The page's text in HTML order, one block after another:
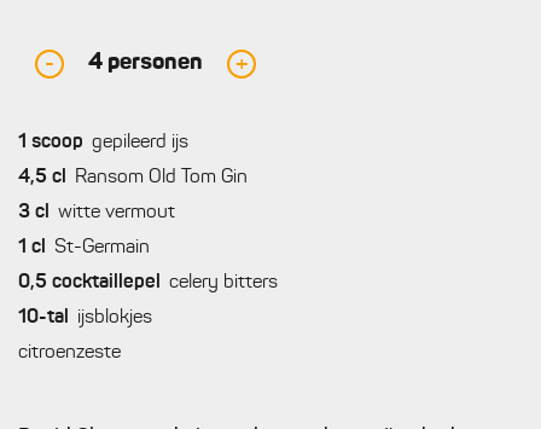
- 4 personen +
1 scoop gepileerd ijs
4,5 cl
Ransom Old Tom Gin
3 cl
witte vermout
1 cl
St-Germain
0,5 cocktaillepel
celery bitters
10-tal
ijsblokjes
citroenzeste